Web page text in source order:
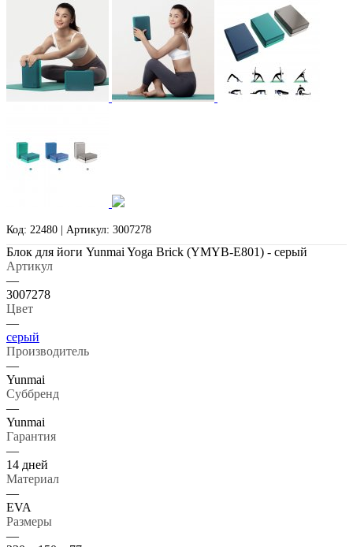
Код: 22480 | Артикул: 3007278
Блок для йоги Yunmai Yoga Brick (YMYB-E801) - серый
Артикул
—
3007278
Цвет
—
серый
Производитель
—
Yunmai
Суббренд
—
Yunmai
Гарантия
—
14 дней
Материал
—
EVA
Размеры
—